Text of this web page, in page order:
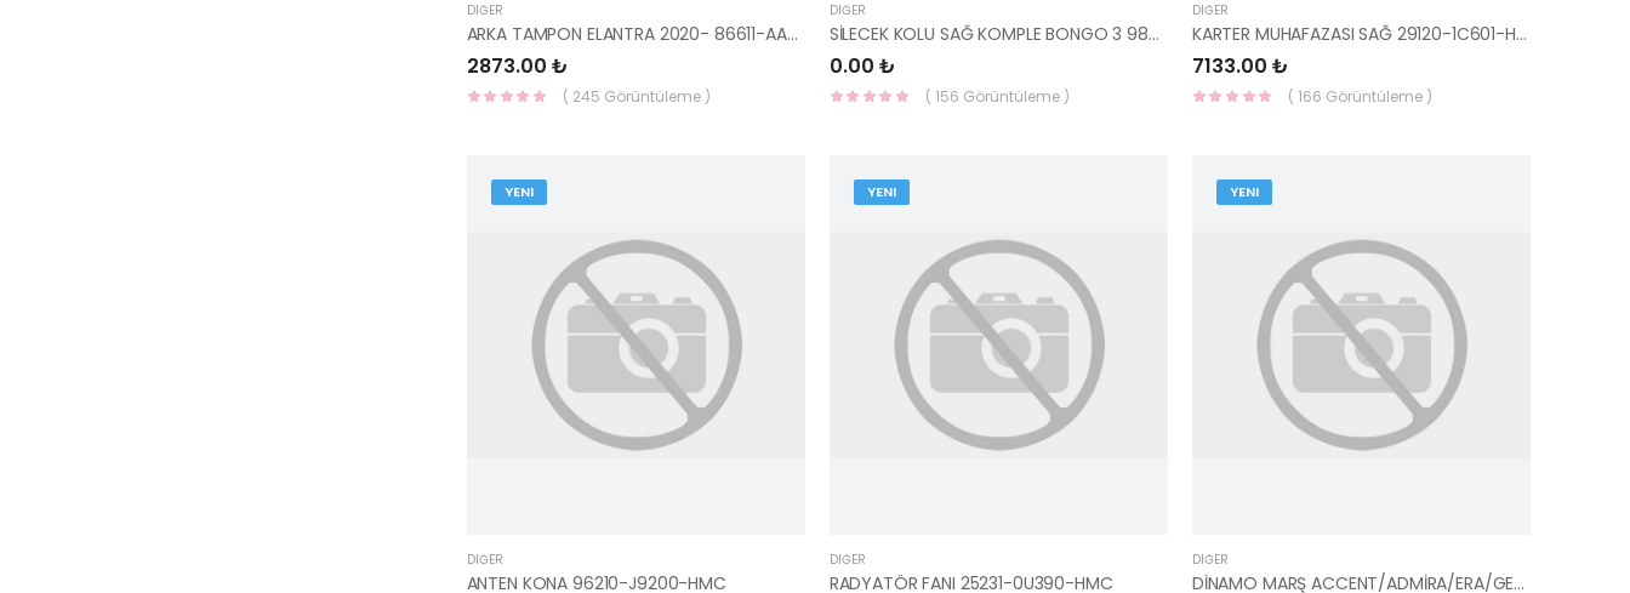
DIĞER
ARKA TAMPON ELANTRA 2020- 86611-AA000-YS
2873.00 ₺
( 245 Görüntüleme )
DIĞER
SİLECEK KOLU SAĞ KOMPLE BONGO 3 98302-4E000-HMC
0.00 ₺
( 156 Görüntüleme )
DIĞER
KARTER MUHAFAZASI SAĞ 29120-1C601-HMC
7133.00 ₺
( 166 Görüntüleme )
YENI
DIĞER
ANTEN KONA 96210-J9200-HMC
YENI
DIĞER
RADYATÖR FANI 25231-0U390-HMC
YENI
DIĞER
DİNAMO MARŞ ACCENT/ADMİRA/ERA/GETZ 36100-22805-HMC